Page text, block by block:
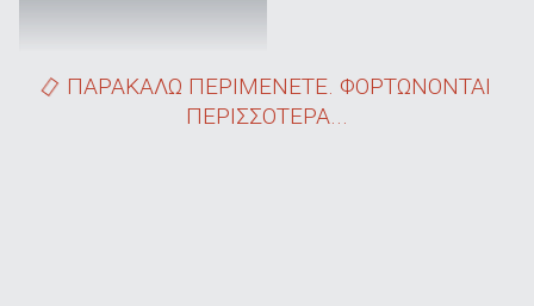
ΠΑΡΑΚΑΛΩ ΠΕΡΙΜΕΝΕΤΕ. ΦΟΡΤΩΝΟΝΤΑΙ
ΠΕΡΙΣΣΟΤΕΡΑ...